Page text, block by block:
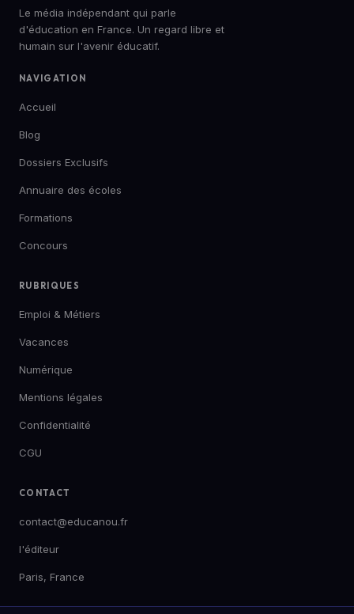
Le média indépendant qui parle
d'éducation en France. Un regard libre et
humain sur l'avenir éducatif.
NAVIGATION
Accueil
Blog
Dossiers Exclusifs
Annuaire des écoles
Formations
Concours
RUBRIQUES
Emploi & Métiers
Vacances
Numérique
Mentions légales
Confidentialité
CGU
CONTACT
contact@educanou.fr
l'éditeur
Paris, France